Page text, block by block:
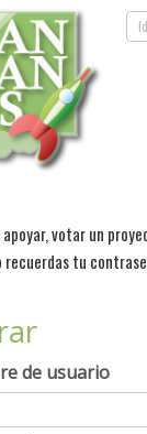
apoyar, votar un
recuerdas tu
de usuario